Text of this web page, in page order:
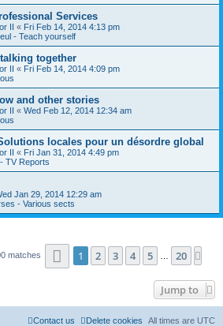
Services
II « Fri Feb 14, 2014 4:13 pm
- Teach yourself
together
II « Fri Feb 14, 2014 4:09 pm
and other stories
II « Wed Feb 12, 2014 12:34 am
locales pour un désordre global
II « Fri Jan 31, 2014 4:49 pm
TV Reports
Jan 29, 2014 12:29 am
- Various sects
matches Page 1of 20
1 2 3 4 5 20
Jump to
All times are UTC
Delete cookies
Contact us